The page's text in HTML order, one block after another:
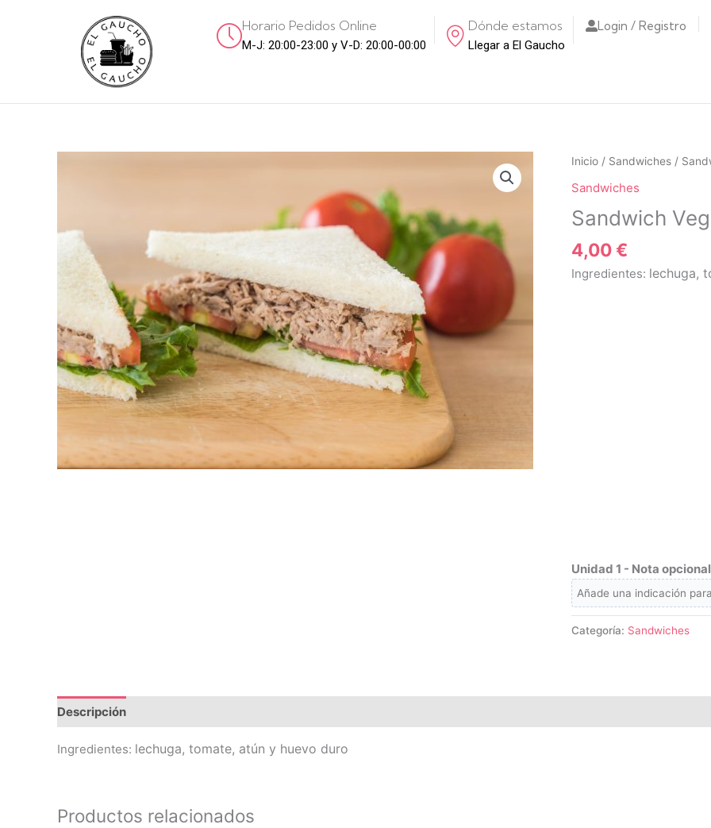
Horario Pedidos Online
M-J: 20:00-23:00 y V-D: 20:00-00:00
Dónde estamos
Llegar a El Gaucho
Login / Registro
Inicio / Sandwiches /
Sandwiches
Sandwich
4,00€
Ingredientes: lechuga,
Unidad 1 - Nota
Categoría: Sandwiches
Descripción
Ingredientes: lechuga, tomate, atún y huevo duro
Productos relacionados